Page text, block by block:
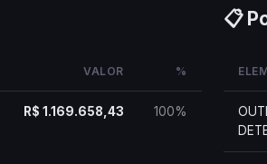
VALOR %
R$ 1.169.658,43 100%
📋